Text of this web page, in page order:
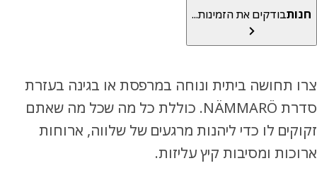
בודקים את הזמינות...
תחושה ביתית ונוחה במרפסת או בגינה בעזרת
סדרת NÄMMARÖ. כוללת כל מה שכל מה שאתם
לו כדי ליהנות מרגעים של שלווה, ארוחות
ומסיבות קיץ עליזות.